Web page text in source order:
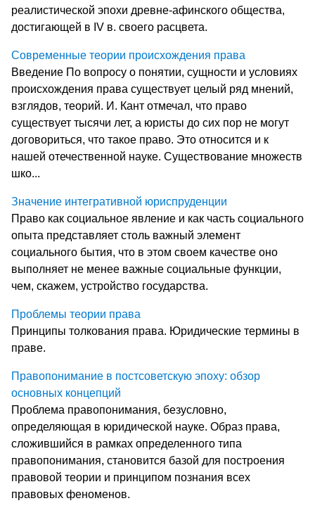
реалистической эпохи древне-афинского общества,
достигающей в IV в. своего расцвета.
Современные теории происхождения права
Введение По вопросу о понятии, сущности и условиях
происхождения права существует целый ряд мнений,
взглядов, теорий. И. Кант отмечал, что право
существует тысячи лет, а юристы до сих пор не могут
договориться, что такое право. Это относится и к
нашей отечественной науке. Существование множеств
шко...
Значение интегративной юриспруденции
Право как социальное явление и как часть социального
опыта представляет столь важный элемент
социального бытия, что в этом своем качестве оно
выполняет не менее важные социальные функции,
чем, скажем, устройство государства.
Проблемы теории права
Принципы толкования права. Юридические термины в
праве.
Правопонимание в постсоветскую эпоху: обзор
основных концепций
Проблема правопонимания, безусловно,
определяющая в юридической науке. Образ права,
сложившийся в рамках определенного типа
правопонимания, становится базой для построения
правовой теории и принципом познания всех
правовых феноменов.